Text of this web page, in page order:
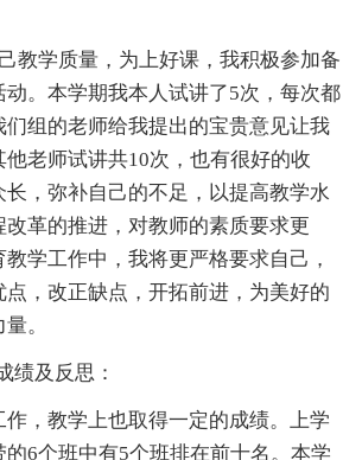
教学质量，为上好课，我积极参加备
。本学期我本人试讲了5次，每次都
们组的老师给我提出的宝贵意见让我
他老师试讲共10次，也有很好的收
，弥补自己的不足，以提高教学水
革的推进，对教师的素质要求更
学工作中，我将更严格要求自己，
点，改正缺点，开拓前进，为美好的
。
绩及反思：
作，教学上也取得一定的成绩。上学
6个班中有5个班排在前十名。本学